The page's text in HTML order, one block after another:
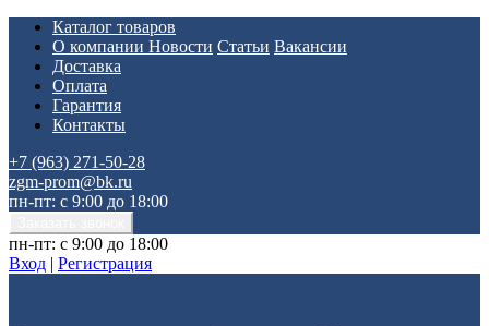
Каталог товаров
О компании Новости Статьи Вакансии
Доставка
Оплата
Гарантия
Контакты
+7 (963) 271-50-28
zgm-prom@bk.ru
пн-пт: с 9:00 до 18:00
пн-пт: с 9:00 до 18:00
Вход | Регистрация